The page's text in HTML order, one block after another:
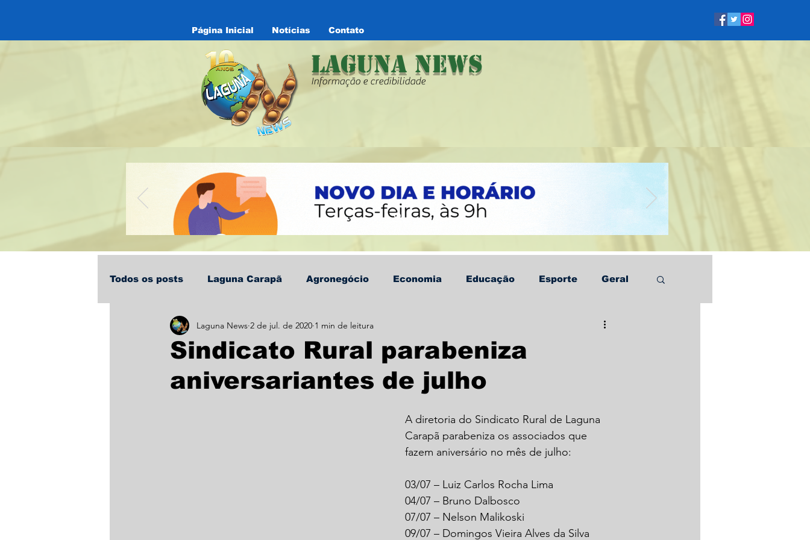
Página Inicial Notícias Contato
Laguna News
Informação e credibilidade
Todos os posts Laguna Carapã Agronegócio Economia Educação Esporte Geral
Policial Política Saúde Informe Publicitário
Sindicato Rural parabeniza
aniversariantes de julho
Laguna News 2 de jul. de 2020 1 min de leitura
A diretoria do Sindicato Rural de Laguna
Carapã parabeniza os associados que
fazem aniversário no mês de julho:
03/07 – Luiz Carlos Rocha Lima
04/07 – Bruno Dalbosco
07/07 – Nelson Malikoski
09/07 – Domingos Vieira Alves da Silva